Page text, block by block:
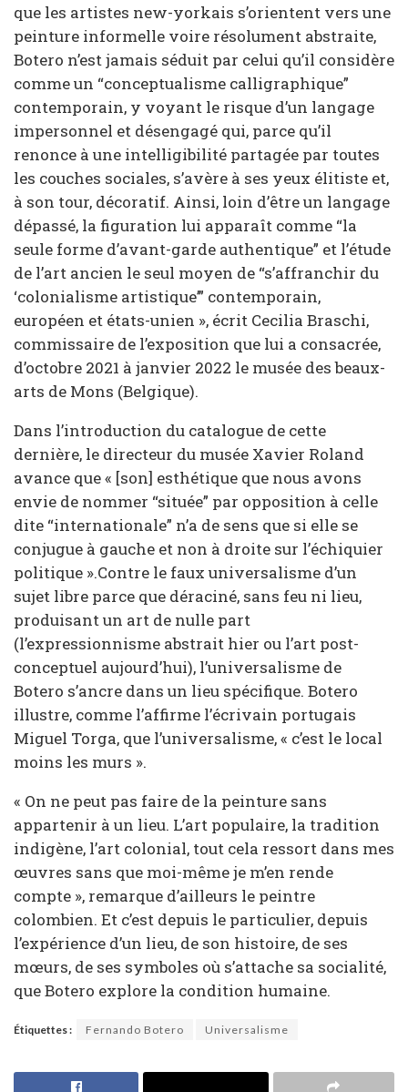
que les artistes new-yorkais s’orientent vers une
peinture informelle voire résolument abstraite,
Botero n’est jamais séduit par celui qu’il considère
comme un “conceptualisme calligraphique”
contemporain, y voyant le risque d’un langage
impersonnel et désengagé qui, parce qu’il
renonce à une intelligibilité partagée par toutes
les couches sociales, s’avère à ses yeux élitiste et,
à son tour, décoratif. Ainsi, loin d’être un langage
dépassé, la figuration lui apparaît comme “la
seule forme d’avant-garde authentique” et l’étude
de l’art ancien le seul moyen de “s’affranchir du
‘colonialisme artistique’” contemporain,
européen et états-unien », écrit Cecilia Braschi,
commissaire de l’exposition que lui a consacrée,
d’octobre 2021 à janvier 2022 le musée des beaux-
arts de Mons (Belgique).
Dans l’introduction du catalogue de cette
dernière, le directeur du musée Xavier Roland
avance que « [son] esthétique que nous avons
envie de nommer “située” par opposition à celle
dite “internationale” n’a de sens que si elle se
conjugue à gauche et non à droite sur l’échiquier
politique ».Contre le faux universalisme d’un
sujet libre parce que déraciné, sans feu ni lieu,
produisant un art de nulle part
(l’expressionnisme abstrait hier ou l’art post-
conceptuel aujourd’hui), l’universalisme de
Botero s’ancre dans un lieu spécifique. Botero
illustre, comme l’affirme l’écrivain portugais
Miguel Torga, que l’universalisme, « c’est le local
moins les murs ».
« On ne peut pas faire de la peinture sans
appartenir à un lieu. L’art populaire, la tradition
indigène, l’art colonial, tout cela ressort dans mes
œuvres sans que moi-même je m’en rende
compte », remarque d’ailleurs le peintre
colombien. Et c’est depuis le particulier, depuis
l’expérience d’un lieu, de son histoire, de ses
mœurs, de ses symboles où s’attache sa socialité,
que Botero explore la condition humaine.
Étiquettes : Fernando Botero Universalisme